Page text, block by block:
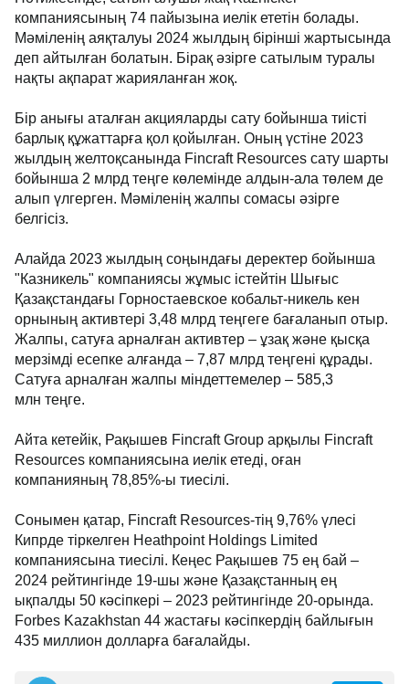
компаниясының 74 пайызына иелік ететін болады.
Мәміленің аяқталуы 2024 жылдың бірінші жартысында
деп айтылған болатын. Бірақ әзірге сатылым туралы
нақты ақпарат жарияланған жоқ.
Бір анығы аталған акцияларды сату бойынша тиісті
барлық құжаттарға қол қойылған. Оның үстіне 2023
жылдың желтоқсанында Fincraft Resources сату шарты
бойынша 2 млрд теңге көлемінде алдын-ала төлем де
алып үлгерген. Мәміленің жалпы сомасы әзірге
белгісіз.
Алайда 2023 жылдың соңындағы деректер бойынша
"Казникель" компаниясы жұмыс істейтін Шығыс
Қазақстандағы Горностаевское кобальт-никель кен
орнының активтері 3,48 млрд теңгеге бағаланып отыр.
Жалпы, сатуға арналған активтер – ұзақ және қысқа
мерзімді есепке алғанда – 7,87 млрд теңгені құрады.
Сатуға арналған жалпы міндеттемелер – 585,3
млн теңге.
Айта кетейік, Рақышев Fincraft Group арқылы Fincraft
Resources компаниясына иелік етеді, оған
компанияның 78,85%-ы тиесілі.
Сонымен қатар, Fincraft Resources-тің 9,76% үлесі
Кипрде тіркелген Heathpoint Holdings Limited
компаниясына тиесілі. Кеңес Рақышев 75 ең бай –
2024 рейтингінде 19-шы және Қазақстанның ең
ықпалды 50 кәсіпкері – 2023 рейтингінде 20-орында.
Forbes Kazakhstan 44 жастағы кәсіпкердің байлығын
435 миллион долларға бағалайды.